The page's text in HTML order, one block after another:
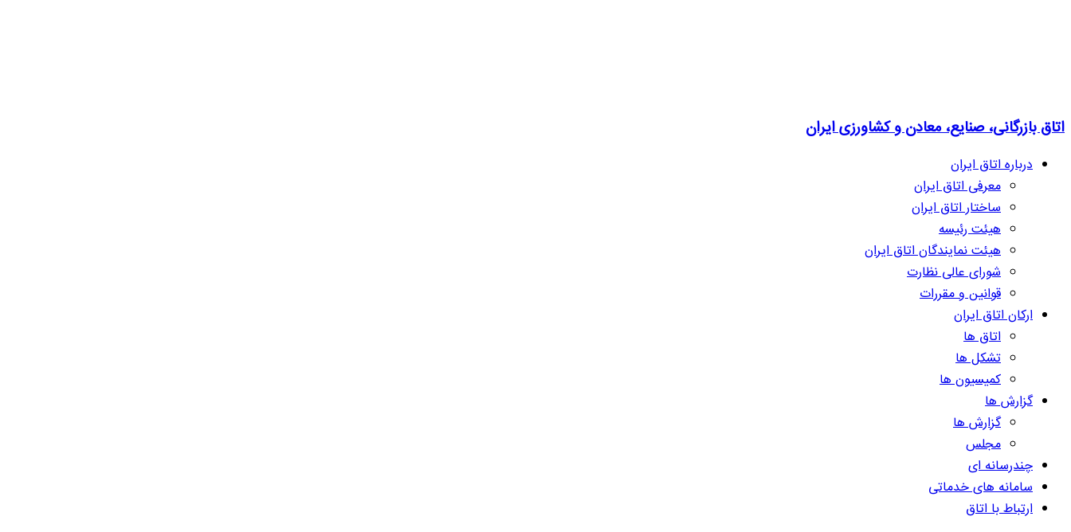
اتاق بازرگانی، صنایع، معادن و کشاورزی ایران
درباره اتاق ایران
معرفی اتاق ایران
ساختار اتاق ایران
هیئت رئیسه
هیئت نمایندگان اتاق ایران
شورای عالی نظارت
قوانین و مقررات
ارکان اتاق ایران
اتاق ها
تشکل ها
کمیسیون ها
گزارش ها
گزارش ها
مجلس
چندرسانه ای
سامانه های خدماتی
ارتباط با اتاق